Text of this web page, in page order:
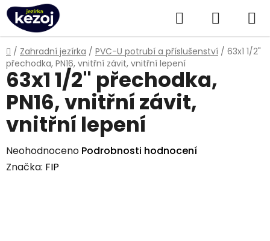
Přejít
na
obsah
Hledat
KOŠÍK
Domů
/ Zahradní jezírka / PVC-U potrubí a příslušenství / 63x1 1/2"
přechodka, PN16, vnitřní závit, vnitřní lepení
63x1 1/2" přechodka,
PN16, vnitřní závit,
vnitřní lepení
Průměrné
hodnocení
Neohodnoceno Podrobnosti hodnocení
Značka: FIP